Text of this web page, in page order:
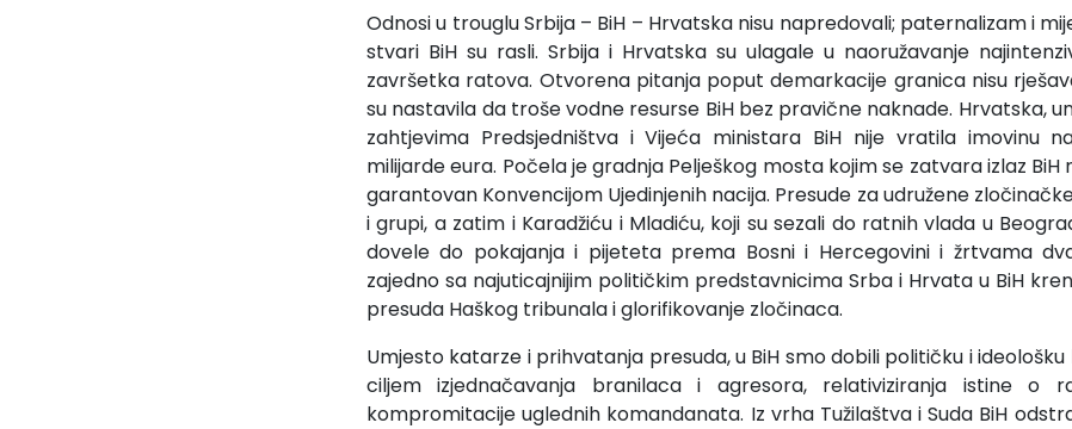
Odnosi u trouglu Srbija – BiH – Hrvatska nisu napredovali; paternalizam i
stvari BiH su rasli. Srbija i Hrvatska su ulagale u naoružavanje
završetka ratova. Otvorena pitanja poput demarkacije granica nisu
su nastavila da troše vodne resurse BiH bez pravične naknade. Hrvatska,
zahtjevima Predsjedništva i Vijeća ministara BiH nije vratila imovinu
milijarde eura. Počela je gradnja Pelješkog mosta kojim se zatvara izlaz
garantovan Konvencijom Ujedinjenih nacija. Presude za udružene
i grupi, a zatim i Karadžiću i Mladiću, koji su sezali do ratnih vlada u
dovele do pokajanja i pijeteta prema Bosni i Hercegovini i žrtvama
zajedno sa najuticajnijim političkim predstavnicima Srba i Hrvata u BiH
presuda Haškog tribunala i glorifikovanje zločinaca.
Umjesto katarze i prihvatanja presuda, u BiH smo dobili političku i
ciljem izjednačavanja branilaca i agresora, relativiziranja istine o
kompromitacije uglednih komandanata. Iz vrha Tužilaštva i Suda BiH